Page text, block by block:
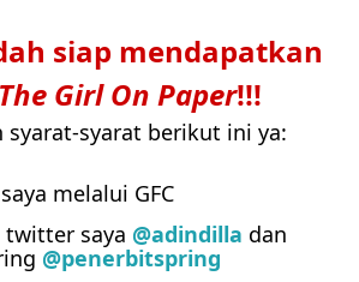
siap mendapatkan
The Girl On Paper!!!
syarat-syarat berikut ini ya:
melalui GFC
twitter saya @adindilla dan
@penerbitspring